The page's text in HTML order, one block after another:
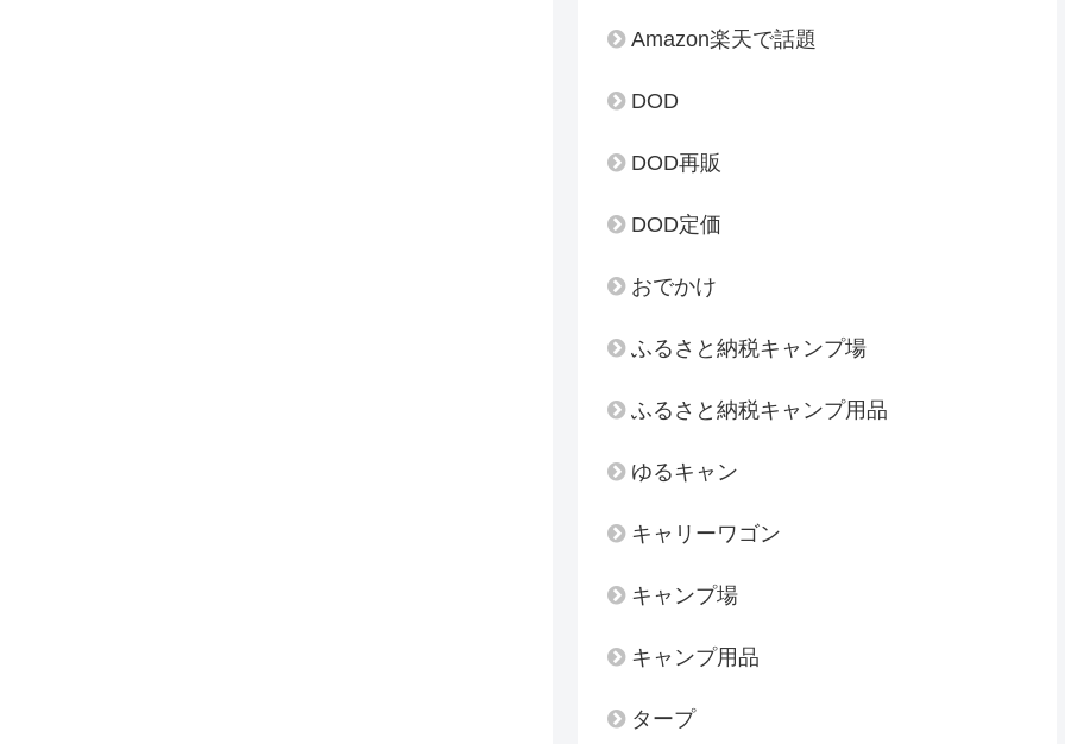
Amazon楽天で話題
DOD
DOD再販
DOD定価
おでかけ
ふるさと納税キャンプ場
ふるさと納税キャンプ用品
ゆるキャン
キャリーワゴン
キャンプ場
キャンプ用品
タープ